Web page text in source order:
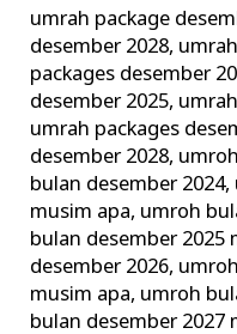
umrah package
desember 2028,
packages desember
desember 2025,
umrah packages
desember 2028,
bulan desember 2024,
musim apa, umroh
bulan desember 2025
desember 2026,
musim apa, umroh
bulan desember 2027